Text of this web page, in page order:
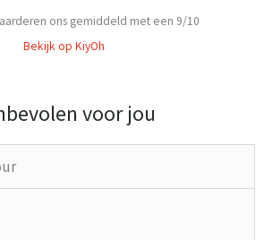
ons gemiddeld met een 9/10
Bekijk op KiyOh
voor jou